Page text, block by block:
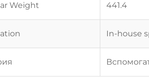
Weight 441.4
In-house